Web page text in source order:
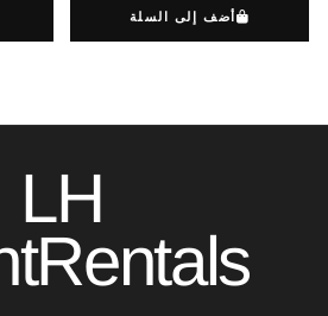
أضف إلى السلة
LH